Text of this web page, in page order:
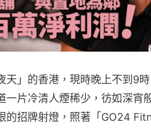
天」的香港，現時晚上不到9
一片冷清人煙稀少，彷如深宵
的招牌射燈，照著「GO24